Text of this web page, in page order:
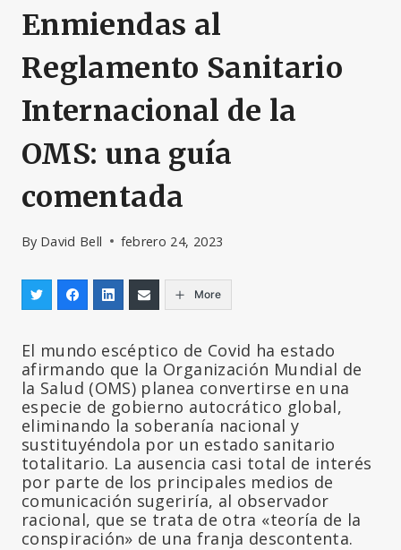
Enmiendas al
Reglamento Sanitario
Internacional de la
OMS: una guía
comentada
By David Bell febrero 24, 2023
More
El mundo escéptico de Covid ha estado
afirmando que la Organización Mundial de
la Salud (OMS) planea convertirse en una
especie de gobierno autocrático global,
eliminando la soberanía nacional y
sustituyéndola por un estado sanitario
totalitario. La ausencia casi total de interés
por parte de los principales medios de
comunicación sugeriría, al observador
racional, que se trata de otra «teoría de la
conspiración» de una franja descontenta.